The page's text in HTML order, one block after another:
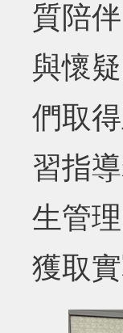
質陪
與懷
們取
習指
生管
獲取